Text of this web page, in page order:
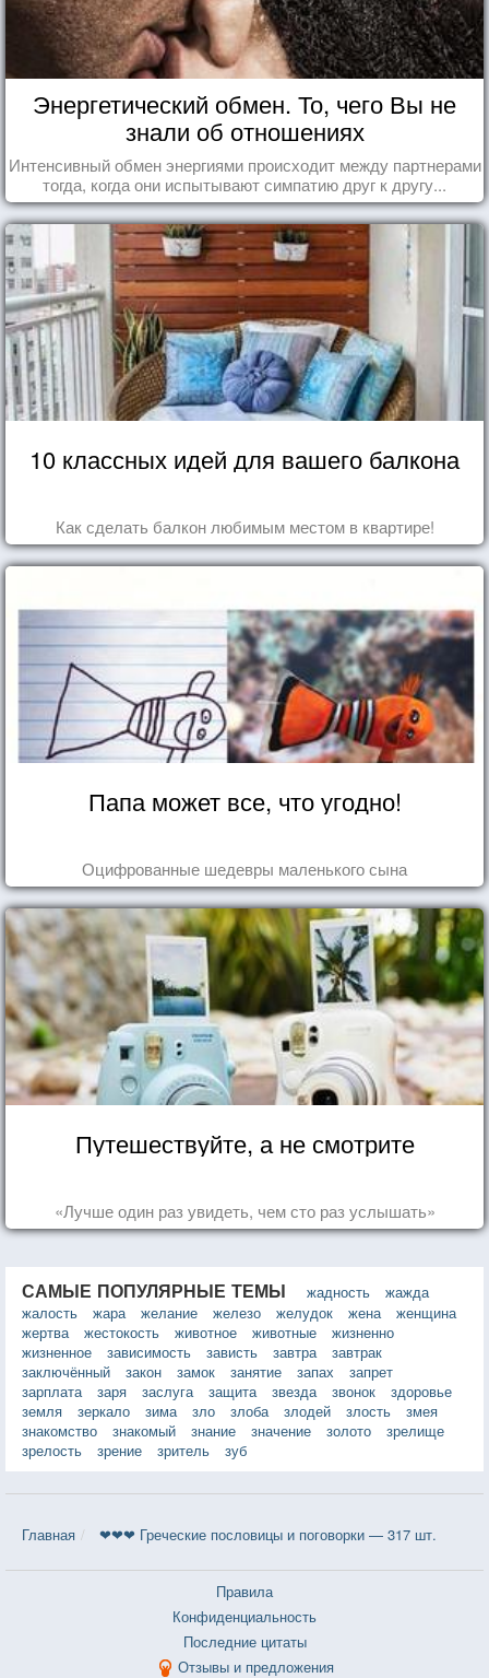
Энергетический обмен. То, чего Вы не
знали об отношениях
Интенсивный обмен энергиями происходит между партнерами
тогда, когда они испытывают симпатию друг к другу...
10 классных идей для вашего балкона
Как сделать балкон любимым местом в квартире!
Папа может все, что угодно!
Оцифрованные шедевры маленького сына
Путешествуйте, а не смотрите
«Лучше один раз увидеть, чем сто раз услышать»
САМЫЕ ПОПУЛЯРНЫЕ ТЕМЫ жадность
жажда
жалость
жара желание железо желудок жена
женщина
жертва
жестокость животное животные
жизненно
жизненное
зависимость зависть завтра
завтрак
заключённый
закон замок занятие запах
запрет
зарплата
заря заслуга защита звезда звонок
здоровье
земля
зеркало зима зло злоба злодей злость
змея
знакомство
знакомый знание значение золото
зрелище
зрелость
зрение зритель зуб
Главная ❤❤❤ Греческие пословицы и поговорки — 317 шт.
Правила
Конфиденциальность
Последние цитаты
Отзывы и предложения